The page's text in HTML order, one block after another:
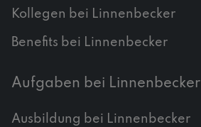
Kollegen bei Linnenbecker
Benefits bei Linnenbecker
Aufgaben bei Linnenbecker
Ausbildung bei Linnenbecker